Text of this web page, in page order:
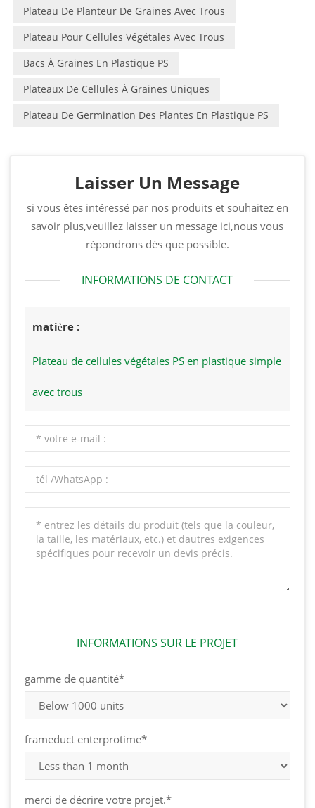
Plateau De Planteur De Graines Avec Trous
Plateau Pour Cellules Végétales Avec Trous
Bacs À Graines En Plastique PS
Plateaux De Cellules À Graines Uniques
Plateau De Germination Des Plantes En Plastique PS
Laisser Un Message
si vous êtes intéressé par nos produits et souhaitez en
savoir plus,veuillez laisser un message ici,nous vous
répondrons dès que possible.
INFORMATIONS DE CONTACT
matière :
Plateau de cellules végétales PS en plastique simple
avec trous
INFORMATIONS SUR LE PROJET
gamme de quantité*
frameduct enterprotime*
merci de décrire votre projet.*